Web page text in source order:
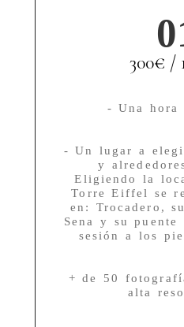
300€ /
- Una hora
- Un lugar a
y
Eligiendo la
Torre Eiffel se
en: Trocadero,
Sena y su
sesión a los
+ de 50
alta